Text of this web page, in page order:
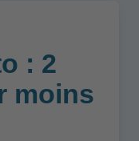
: 2
moins